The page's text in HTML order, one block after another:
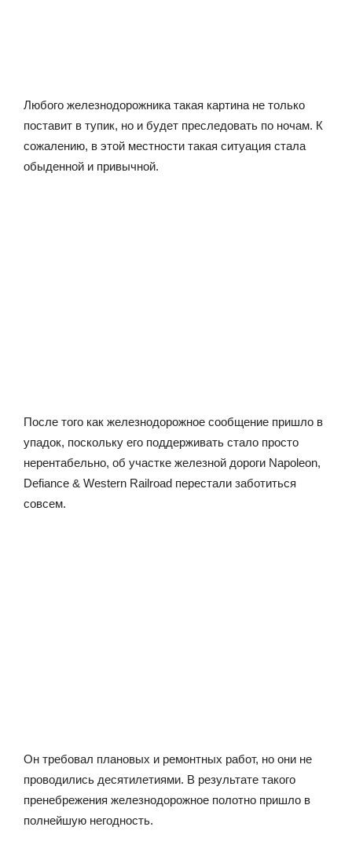
Любого железнодорожника такая картина не только
поставит в тупик, но и будет преследовать по ночам. К
сожалению, в этой местности такая ситуация стала
обыденной и привычной.
После того как железнодорожное сообщение пришло в
упадок, поскольку его поддерживать стало просто
нерентабельно, об участке железной дороги Napoleon,
Defiance & Western Railroad перестали заботиться
совсем.
Он требовал плановых и ремонтных работ, но они не
проводились десятилетиями. В результате такого
пренебрежения железнодорожное полотно пришло в
полнейшую негодность.